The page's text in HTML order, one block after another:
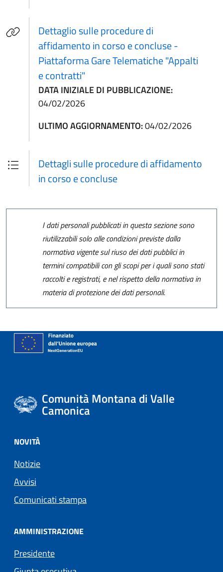
Dettaglio sulle procedure di
affidamento in corso e concluse -
Piattaforma Gare Telematiche "Appalti
e contratti"(apre in un'altra scheda).
DATA INIZIALE DI PUBBLICAZIONE:
04/02/2026
ULTIMO AGGIORNAMENTO:04/02/2026
Dettagli sulle procedure di affidamento
in corso e concluse
I dati personali pubblicati in questa sezione sono
riutilizzabili solo alle condizioni previste dalla
normativa vigente sul riuso dei dati pubblici in
termini compatibili con gli scopi per i quali sono stati
raccolti e registrati, e nel rispetto della normativa in
materia di protezione dei dati personali.
Comunità Montana di Valle
Camonica
NOVITÀ
Notizie
Avvisi
Comunicati stampa
AMMINISTRAZIONE
Presidente